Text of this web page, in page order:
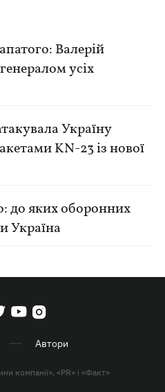
Валерій
усіх
Україну
KN-23 із нової
яких оборонних
Україна
Автори
компанії», «PR» і «Факт»